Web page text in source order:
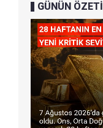
GÜNÜN ÖZETİ